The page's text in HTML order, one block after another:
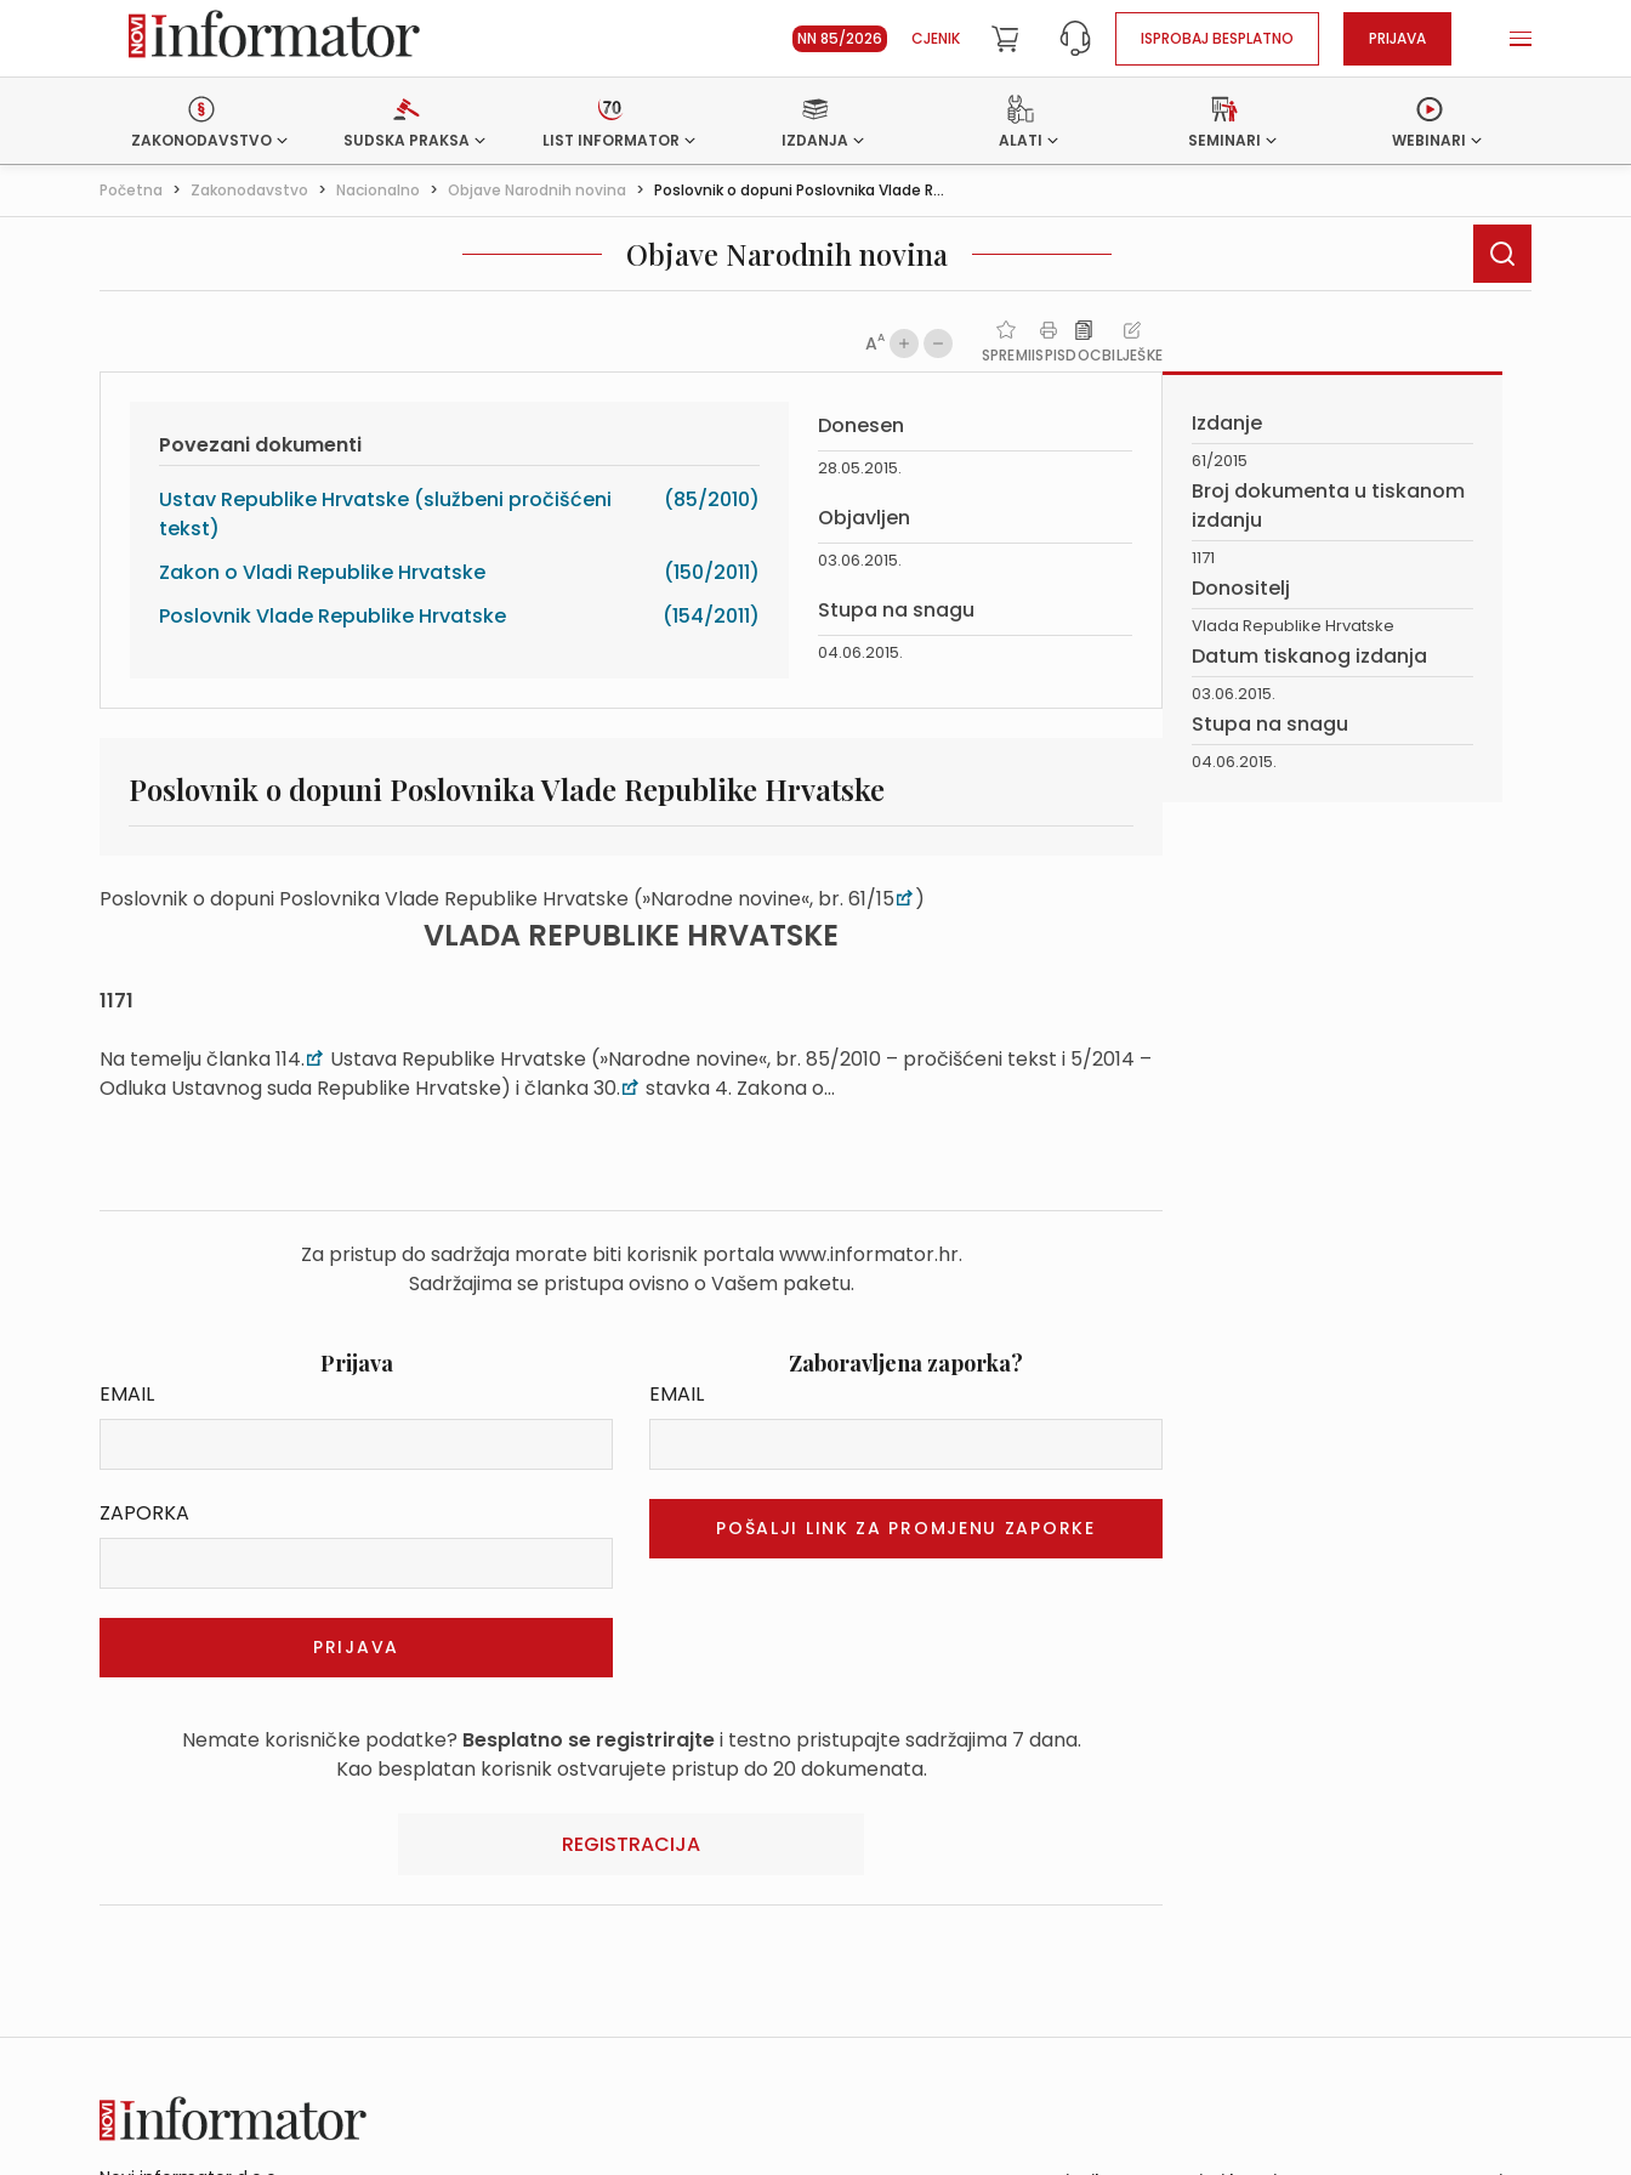
NN 85/2026 CJENIK ISPROBAJ BESPLATNO PRIJAVA
ZAKONODAVSTVO SUDSKA PRAKSA LIST INFORMATOR IZDANJA ALATI SEMINARI WEBINARI
Početna > Zakonodavstvo > Nacionalno > Objave Narodnih novina > Poslovnik o dopuni Poslovnika Vlade R...
Objave Narodnih novina
AA
SPREMIISPISDOCBILJEŠKE
Povezani dokumenti
Ustav Republike Hrvatske (službeni pročišćeni
tekst)
(85/2010)
Zakon o Vladi Republike Hrvatske
(150/2011)
Poslovnik Vlade Republike Hrvatske
(154/2011)
Donesen
28.05.2015.
Objavljen
03.06.2015.
Stupa na snagu
04.06.2015.
Poslovnik o dopuni Poslovnika Vlade Republike Hrvatske
Poslovnik o dopuni Poslovnika Vlade Republike Hrvatske (»Narodne novine«, br. 61/15 )
VLADA REPUBLIKE HRVATSKE
1171
Na temelju članka 114.
Ustava Republike Hrvatske (»Narodne novine«, br. 85/2010 – pročišćeni tekst i 5/2014 –
Odluka Ustavnog suda Republike Hrvatske) i članka 30.
stavka 4. Zakona o...
Za pristup do sadržaja morate biti korisnik portala www.informator.hr.
Sadržajima se pristupa ovisno o Vašem paketu.
Prijava
EMAIL
ZAPORKA
Zaboravljena zaporka?
EMAIL
Nemate korisničke podatke? Besplatno se registrirajtei testno pristupajte sadržajima 7 dana.
Kao besplatan korisnik ostvarujete pristup do 20 dokumenata.
REGISTRACIJA
Izdanje
61/2015
Broj dokumenta u tiskanom
izdanju
1171
Donositelj
Vlada Republike Hrvatske
Datum tiskanog izdanja
03.06.2015.
Stupa na snagu
04.06.2015.